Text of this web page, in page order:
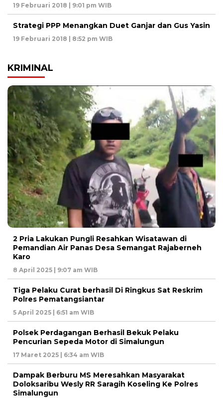
19 Februari 2018 | 9:01 pm WIB
Strategi PPP Menangkan Duet Ganjar dan Gus Yasin
19 Februari 2018 | 8:52 pm WIB
KRIMINAL
2 Pria Lakukan Pungli Resahkan Wisatawan di
Pemandian Air Panas Desa Semangat Rajaberneh
Karo
8 April 2025 | 9:07 am WIB
Tiga Pelaku Curat berhasil Di Ringkus Sat Reskrim
Polres Pematangsiantar
5 April 2025 | 6:51 am WIB
Polsek Perdagangan Berhasil Bekuk Pelaku
Pencurian Sepeda Motor di Simalungun
17 Maret 2025 | 6:34 am WIB
Dampak Berburu MS Meresahkan Masyarakat
Doloksaribu Wesly RR Saragih Koseling Ke Polres
Simalungun